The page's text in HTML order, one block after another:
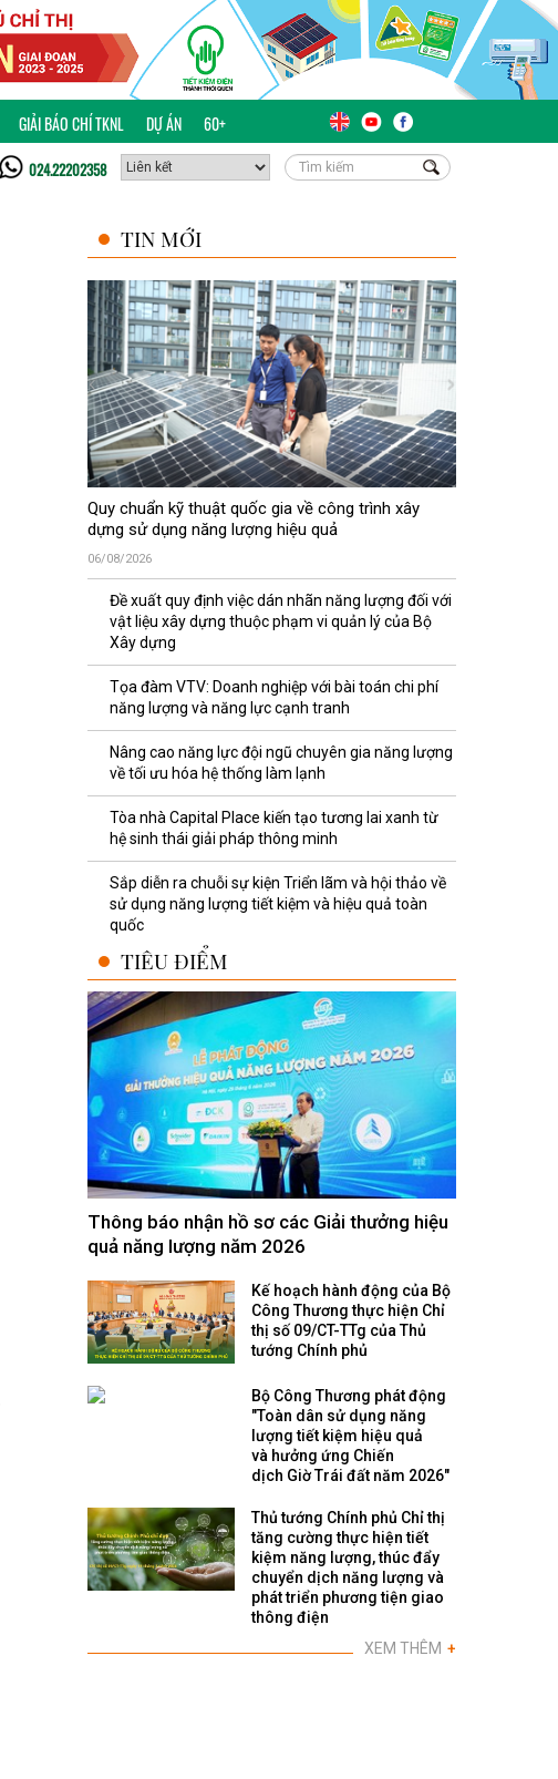
GIẢI BÁO CHÍ TKNL DỰ ÁN 60+
024.22202358
TIN MỚI
Quy chuẩn kỹ thuật quốc gia về công trình xây
dựng sử dụng năng lượng hiệu quả
06/08/2026
Đề xuất quy định việc dán nhãn năng lượng đối với
vật liệu xây dựng thuộc phạm vi quản lý của Bộ
Xây dựng
Tọa đàm VTV: Doanh nghiệp với bài toán chi phí
năng lượng và năng lực cạnh tranh
Nâng cao năng lực đội ngũ chuyên gia năng lượng
về tối ưu hóa hệ thống làm lạnh
Tòa nhà Capital Place kiến tạo tương lai xanh từ
hệ sinh thái giải pháp thông minh
Sắp diễn ra chuỗi sự kiện Triển lãm và hội thảo về
sử dụng năng lượng tiết kiệm và hiệu quả toàn
quốc
TIÊU ĐIỂM
Thông báo nhận hồ sơ các Giải thưởng hiệu
quả năng lượng năm 2026
Kế hoạch hành động của Bộ
Công Thương thực hiện Chỉ
thị số 09/CT-TTg của Thủ
tướng Chính phủ
Bộ Công Thương phát động
"Toàn dân sử dụng năng
lượng tiết kiệm hiệu quả
và hưởng ứng Chiến
dịch Giờ Trái đất năm 2026"
Thủ tướng Chính phủ Chỉ thị
tăng cường thực hiện tiết
kiệm năng lượng, thúc đẩy
chuyển dịch năng lượng và
phát triển phương tiện giao
thông điện
XEM THÊM +